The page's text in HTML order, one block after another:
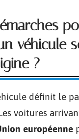
véhicule
?
définit le
voitures
européenne